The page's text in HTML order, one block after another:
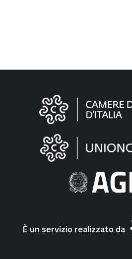
Informazioni
"Fattura
Elettronica"
È un servizio realizzato da